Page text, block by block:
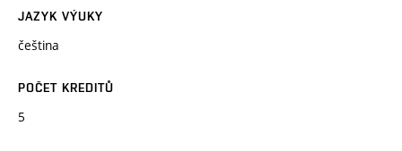
JAZYK VÝUKY
čeština
POČET KREDITŮ
5